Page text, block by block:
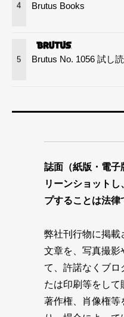
4 Brutus Books
5 Brutus No. 1056 試し
誌面（紙版・電子
リーンショット
プすることは法律
弊社刊行物に掲載
文章を、写真撮影
て、許諾なくブロ
たは印刷等をして
著作権、肖像権等